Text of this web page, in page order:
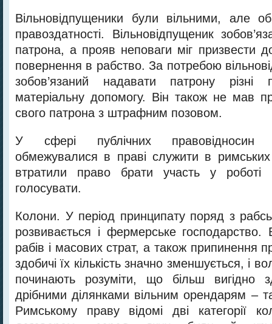
Вільновідпущеники були вільними, але
правоздатності. Вільновідпущеник
патрона, а прояв неповаги міг призвести
повернення в рабство. За потребою
зобов’язаний надавати патрону
матеріальну допомогу. Він також не мав
свого патрона з штрафним позовом.
У сфері публічних правовідносин
обмежувалися в праві служити в
втратили право брати участь у роботі
голосувати.
Колони. У період принципату поряд з
розвивається і фермерське господарство.
рабів і масових страт, а також припинення
здобичі їх кількість значно зменшується, і
починають розуміти, що більш вигідно
дрібними ділянками вільним орендарям –
Римському праву відомі дві категорії